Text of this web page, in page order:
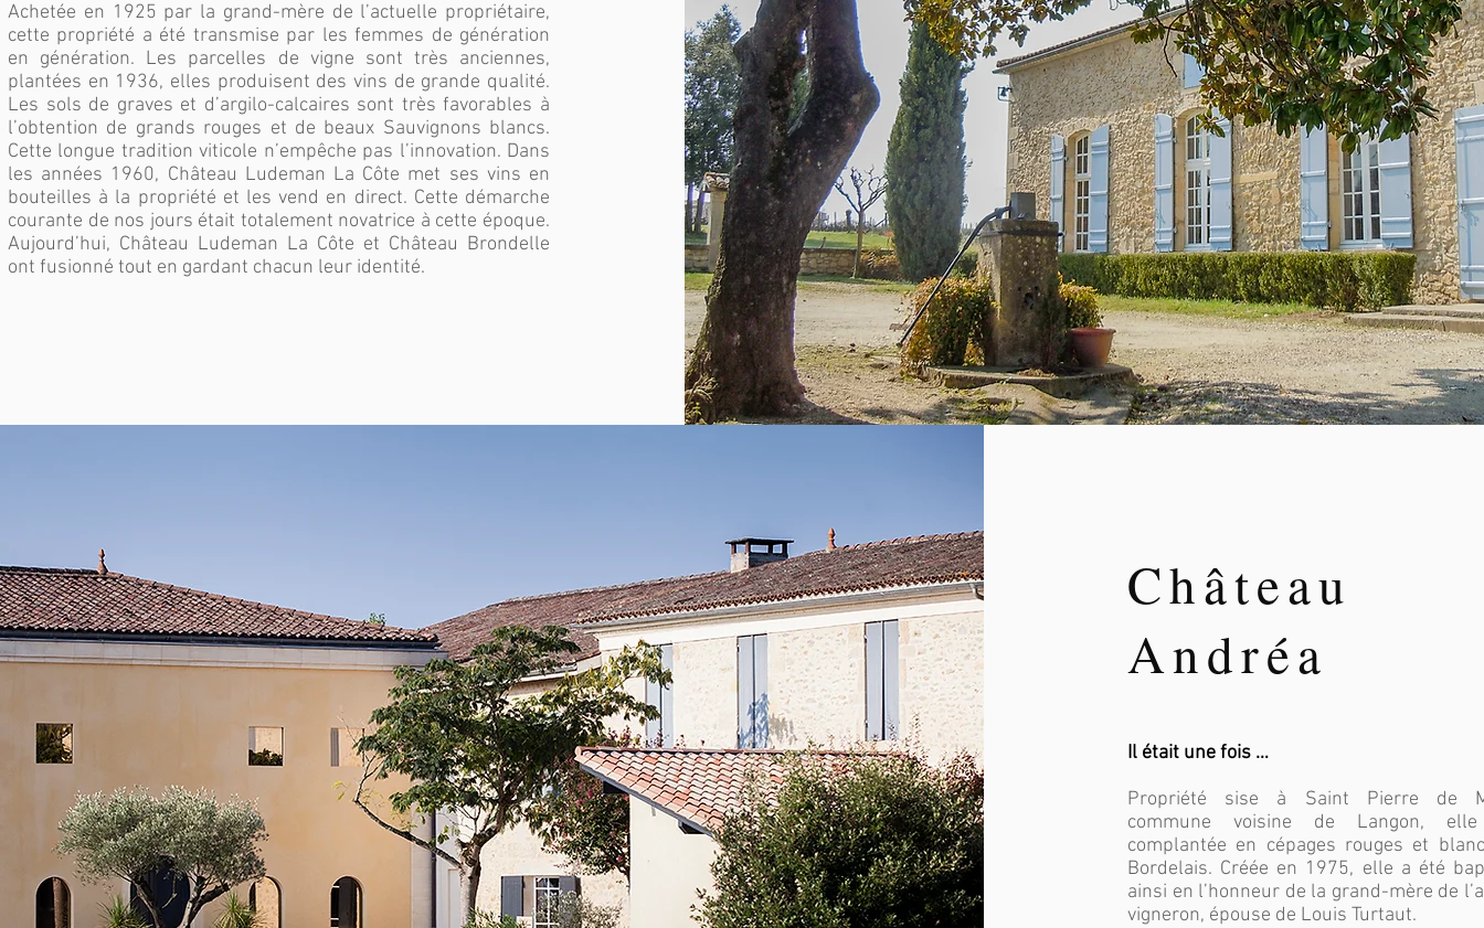
Achetée en 1925 par la grand-mère de l’actuelle propriétaire,
cette propriété a été transmise par les femmes de génération
en génération. Les parcelles de vigne sont très anciennes,
plantées en 1936, elles produisent des vins de grande qualité.
Les sols de graves et d’argilo-calcaires sont très favorables à
l’obtention de grands rouges et de beaux Sauvignons blancs.
Cette longue tradition viticole n’empêche pas l’innovation. Dans
les années 1960, Château Ludeman La Côte met ses vins en
bouteilles à la propriété et les vend en direct. Cette démarche
courante de nos jours était totalement novatrice à cette époque.
Aujourd’hui, Château Ludeman La Côte et Château Brondelle
ont fusionné tout en gardant chacun leur identité.​
Château
Andréa
Il était une fois …
Propriété sise à Saint Pierre de
commune voisine de Langon,
complantée en cépages rouges et
Bordelais. Créée en 1975, elle a été
ainsi en l’honneur de la grand-mère de
vigneron, épouse de Louis Turtaut.